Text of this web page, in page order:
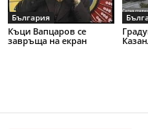
България
Къци Вапцаров се
завръща на екран